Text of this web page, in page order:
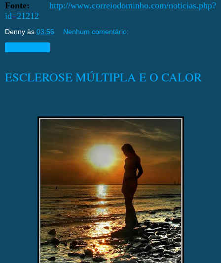
Fonte:
http://www.correiodominho.com/noticias.php?
id=21212
Denny às 03:56 Nenhum comentário:
ESCLEROSE MÚLTIPLA E O CALOR